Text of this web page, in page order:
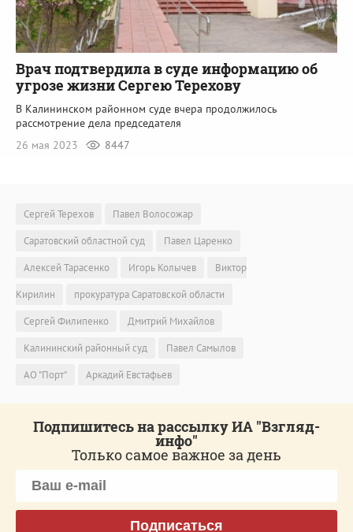
Врач подтвердила в суде информацию об
угрозе жизни Сергею Терехову
В Калининском районном суде вчера продолжилось
рассмотрение дела председателя
26 мая 2023
8447
Сергей Терехов
Павел Волосожар
Саратовский областной суд
Павел Царенко
Алексей Тарасенко
Игорь Колычев
Виктор
Кирилин
прокуратура Саратовской области
Сергей Филипенко
Дмитрий Михайлов
Калининский районный суд
Павел Самылов
АО "Порт"
Аркадий Евстафьев
Подпишитесь на рассылку ИА "Взгляд-
инфо"
Только самое важное за день
Подписаться